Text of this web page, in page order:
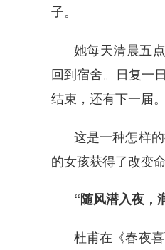
子。
她每天清晨五
回到宿舍。日复一
结束，还有下一届
这是一种怎样
的女孩获得了改变
“随风潜入夜，
杜甫在《春夜